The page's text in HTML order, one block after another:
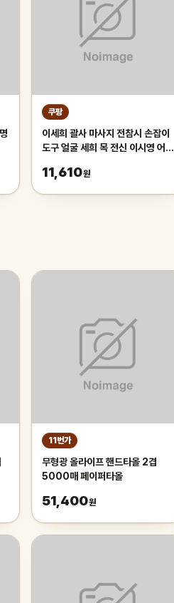
쿠팡
이세희 괄사 마사지 전참시 손잡이
도구 얼굴 세희 목 전신 이시영 어깨
11,610원
11번가
무형광 올라이프 핸드타올 2겹
5000매 페이퍼타올
51,400원